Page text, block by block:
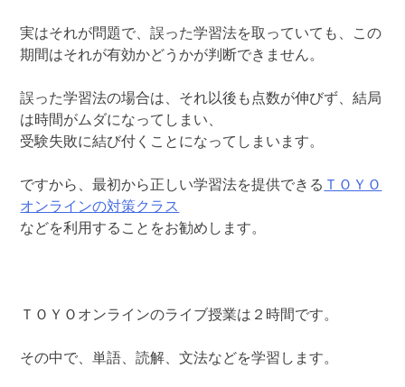
実はそれが問題で、誤った学習法を取っていても、この
期間はそれが有効かどうかが判断できません。
誤った学習法の場合は、それ以後も点数が伸びず、結局
は時間がムダになってしまい、
受験失敗に結び付くことになってしまいます。
ですから、最初から正しい学習法を提供できる ＴＯＹＯ
オンラインの対策クラス
などを利用することをお勧めします。
ＴＯＹＯオンラインのライブ授業は２時間です。
その中で、単語、読解、文法などを学習します。